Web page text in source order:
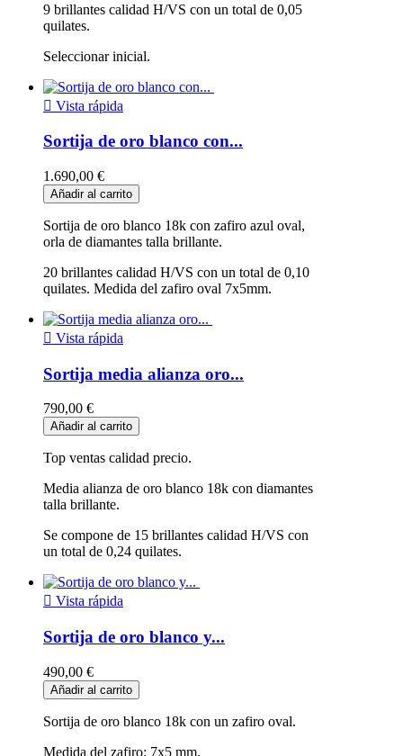
9 brillantes calidad H/VS con un total de 0,05
quilates.
Seleccionar inicial.
 Vista rápida
Sortija de oro blanco con...
1.690,00 €
Añadir al carrito
Sortija de oro blanco 18k con zafiro azul oval,
orla de diamantes talla brillante.
20 brillantes calidad H/VS con un total de 0,10
quilates. Medida del zafiro oval 7x5mm.
 Vista rápida
Sortija media alianza oro...
790,00 €
Añadir al carrito
Top ventas calidad precio.
Media alianza de oro blanco 18k con diamantes
talla brillante.
Se compone de 15 brillantes calidad H/VS con
un total de 0,24 quilates.
 Vista rápida
Sortija de oro blanco y...
490,00 €
Añadir al carrito
Sortija de oro blanco 18k con un zafiro oval.
Medida del zafiro: 7x5 mm.